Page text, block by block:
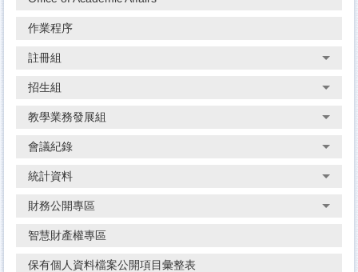
作業程序
註冊組
招生組
教學業務發展組
會議紀錄
統計資料
財務公開專區
智慧財產權專區
保有個人資料檔案公開項目彙整表